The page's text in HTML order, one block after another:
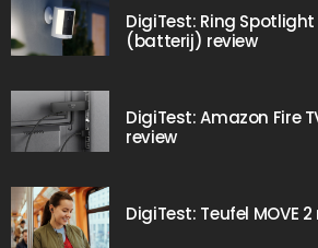
DigiTest: Ring
(batterij) review
DigiTest: Amazon Fire
review
DigiTest: Teufel MOVE